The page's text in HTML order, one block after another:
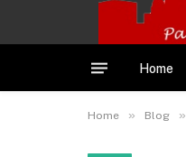
Home
Home » Blog »